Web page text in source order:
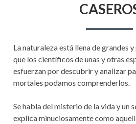
La naturaleza está llena de grandes
que los científicos de unas y otras
esfuerzan por descubrir y analizar
mortales podamos comprenderlos.
Se habla del misterio de la vida y un
explica minuciosamente como